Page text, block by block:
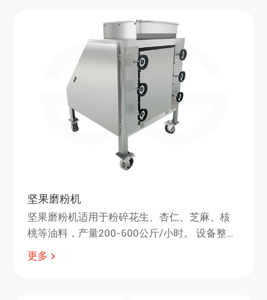
坚果磨粉机
坚果磨粉机适用于粉碎花生、杏仁、芝麻、核
桃等油料，产量200-600公斤/小时。 设备整体
运行平稳，没有噪音，可连续粉碎坚果，不出
油，物料不粘机。 如果拿掉磨辊，那么产品就
更多